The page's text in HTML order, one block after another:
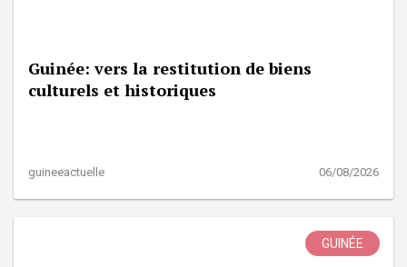
Guinée: vers la restitution de biens
culturels et historiques
guineeactuelle 06/08/2026
GUINÉE